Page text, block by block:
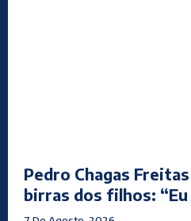
Pedro Chagas
birras dos filhos: